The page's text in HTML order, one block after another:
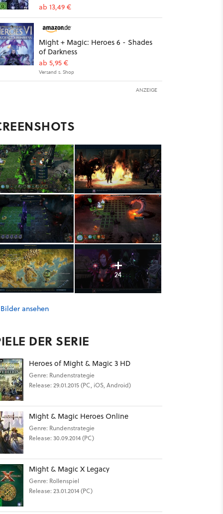
ab 13,49 €
Might + Magic: Heroes 6 - Shades
of Darkness
ab 5,95 €
Versand s. Shop
ANZEIGE
24
ansehen
DER SERIE
Heroes of Might & Magic 3 HD
Genre: Rundenstrategie
Release: 29.01.2015 (PC, iOS, Android)
Might & Magic Heroes Online
Genre: Rundenstrategie
Release: 30.09.2014 (PC)
Might & Magic X Legacy
Genre: Rollenspiel
Release: 23.01.2014 (PC)